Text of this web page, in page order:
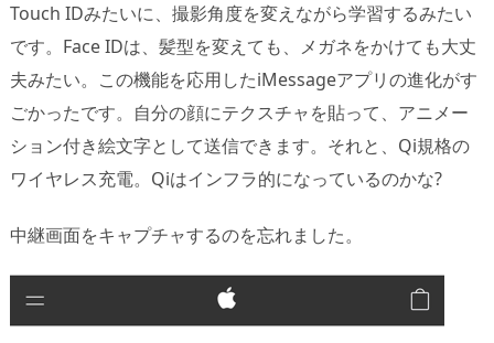
Touch IDみたいに、撮影角度を変えながら学習するみたい
です。Face IDは、髪型を変えても、メガネをかけても大丈
夫みたい。この機能を応用したiMessageアプリの進化がす
ごかったです。自分の顔にテクスチャを貼って、アニメー
ション付き絵文字として送信できます。それと、Qi規格の
ワイヤレス充電。Qiはインフラ的になっているのかな?
中継画面をキャプチャするのを忘れました。